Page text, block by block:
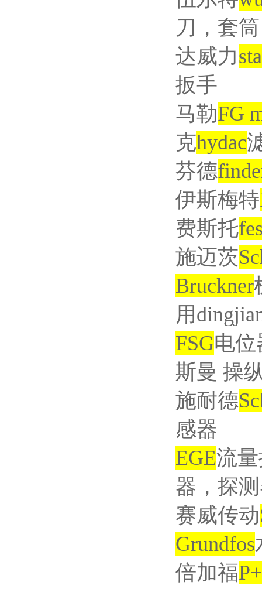
刀，套筒
达威力
扳手
马勒FG
克hydac
芬德
伊斯梅特
费斯托
施迈茨
Bruckner
用
FSG电
斯曼 操
施耐德
感器
EGE流
器，探
赛威传动
Grundfos
倍加福